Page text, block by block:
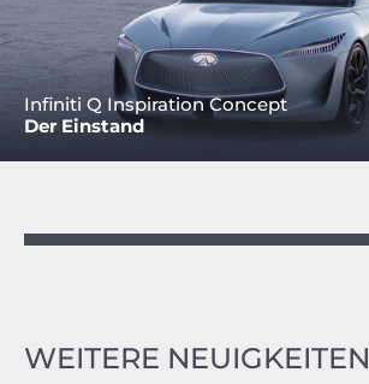
Infiniti Q Inspiration Concept
Der Einstand
WEITERE NEUIGKEITEN